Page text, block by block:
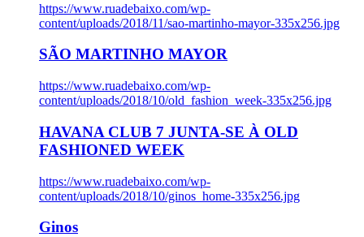
https://www.ruadebaixo.com/wp-
content/uploads/2018/11/sao-martinho-mayor-335x256.jpg
SÃO MARTINHO MAYOR
https://www.ruadebaixo.com/wp-
content/uploads/2018/10/old_fashion_week-335x256.jpg
HAVANA CLUB 7 JUNTA-SE À OLD
FASHIONED WEEK
https://www.ruadebaixo.com/wp-
content/uploads/2018/10/ginos_home-335x256.jpg
Ginos